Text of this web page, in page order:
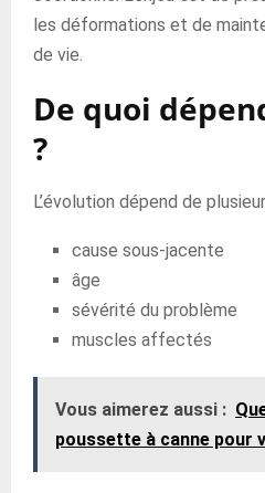
les déformations et de
de vie.
De quoi
?
L’évolution dépend de
cause sous-jacente
âge
sévérité du problème
muscles affectés
Vous aimerez aussi :
poussette à canne pour